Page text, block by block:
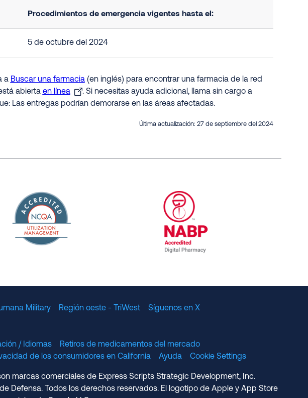
Procedimientos de emergencia vigentes hasta el:
5 de octubre del 2024
a Buscar una farmacia (en inglés) para encontrar una farmacia de la red
abierta en línea
. Si necesitas ayuda adicional, llama sin cargo a
Las entregas podrían demorarse en las áreas afectadas.
Última actualización: 27 de septiembre del 2024
Military Región oeste - TriWest
Síguenos en X
/ Idiomas
Retiros de medicamentos del mercado
de los consumidores en California Ayuda Cookie Settings
marcas comerciales de Express Scripts Strategic Development, Inc.
Defensa. Todos los derechos reservados. El logotipo de Apple y App Store